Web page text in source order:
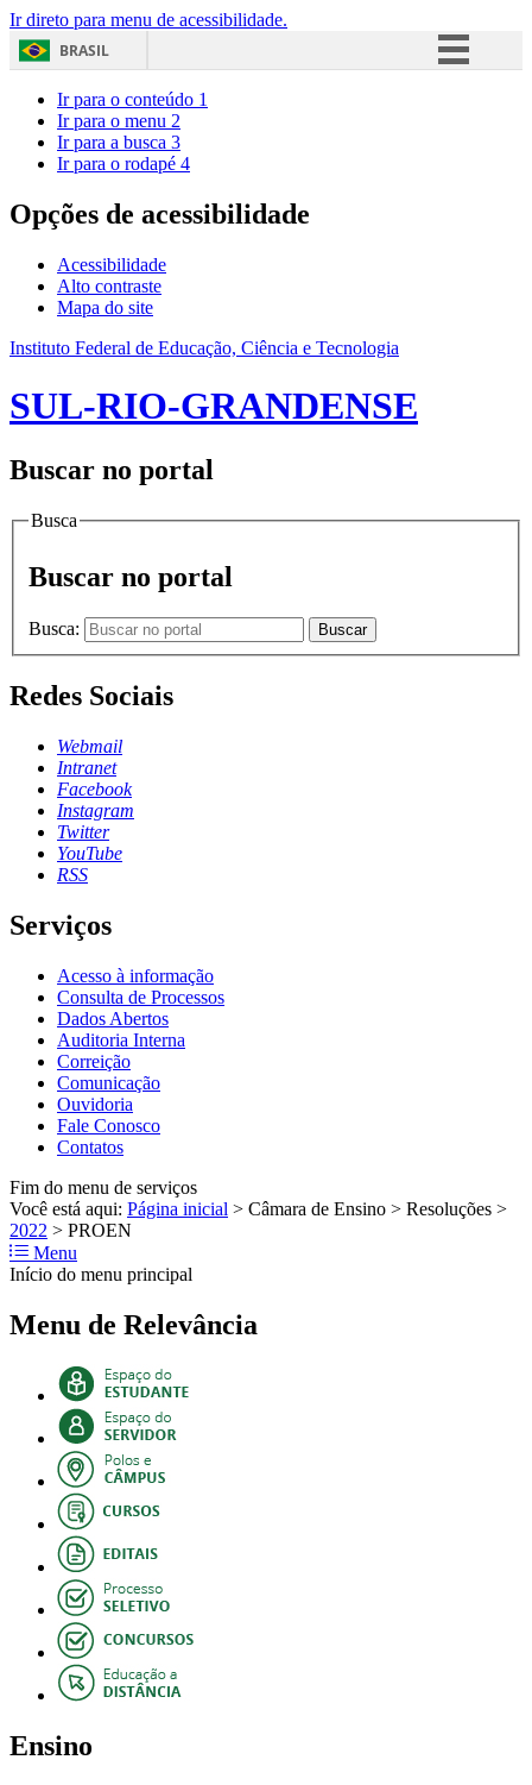
Ir direto para menu de acessibilidade.
BRASIL
Acesso à informação
Ir para o conteúdo 1
Ir para o menu 2
Ir para a busca 3
Ir para o rodapé 4
Opções de acessibilidade
Acessibilidade
Alto contraste
Mapa do site
Instituto Federal de Educação, Ciência e Tecnologia
SUL-RIO-GRANDENSE
Buscar no portal
Busca
Buscar no portal
Busca: Buscar
Redes Sociais
Webmail
Intranet
Facebook
Instagram
Twitter
YouTube
RSS
Serviços
Acesso à informação
Consulta de Processos
Dados Abertos
Auditoria Interna
Correição
Comunicação
Ouvidoria
Fale Conosco
Contatos
Fim do menu de serviços
Você está aqui: Página inicial > Câmara de Ensino > Resoluções >
2022 > PROEN
Menu
Início do menu principal
Menu de Relevância
Ensino